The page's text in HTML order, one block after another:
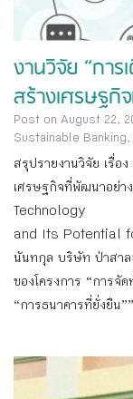
งานวิจัย “การ
สร้างเศรษฐ
Post on August 22,
Sustainable Banking,
สรุปรายงานวิจัย เรื่อ
เศรษฐกิจที่พัฒนาอย่า
Technology
and Its Potential
นันทกุล บริษัท ป่าสาล
ของโครงการ “การจั
“การธนาคารที่ยั่งยืน